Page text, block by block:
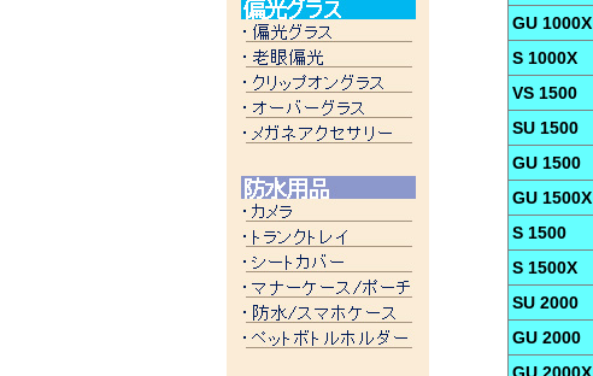
GU 1000X
S 1000X
VS 1500
SU 1500
GU 1500
GU 1500X
S 1500
S 1500X
SU 2000
GU 2000